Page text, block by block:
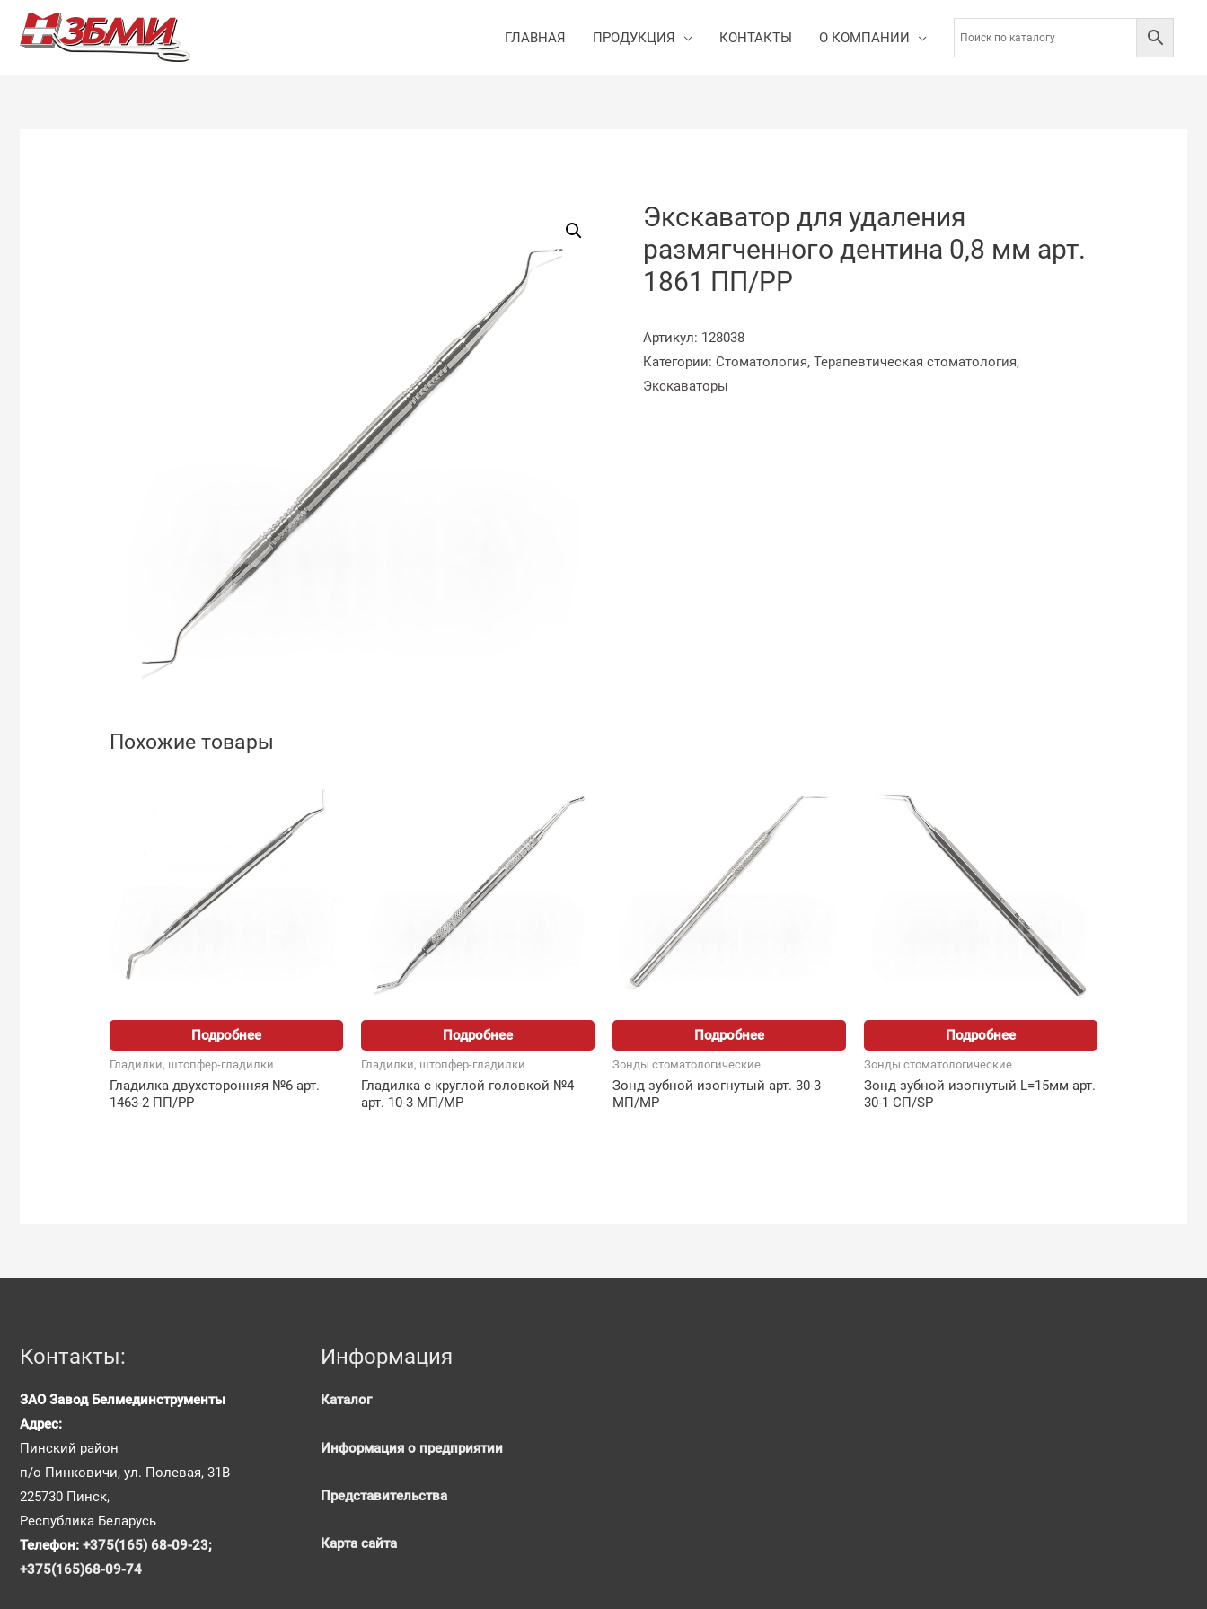
ГЛАВНАЯ ПРОДУКЦИЯ КОНТАКТЫ О КОМПАНИИ
Экскаватор для удаления
размягченного дентина 0,8 мм арт.
1861 ПП/PP
Артикул: 128038
Категории: Стоматология, Терапевтическая стоматология,
Экскаваторы
Похожие товары
Подробнее
Гладилки, штопфер-гладилки
Гладилка двухсторонняя №6 арт.
1463-2 ПП/PP
Подробнее
Гладилки, штопфер-гладилки
Гладилка с круглой головкой №4
арт. 10-3 МП/MP
Подробнее
Зонды стоматологические
Зонд зубной изогнутый арт. 30-3
МП/MP
Подробнее
Зонды стоматологические
Зонд зубной изогнутый L=15мм арт.
30-1 СП/SP
Контакты:
ЗАО Завод Белмединструменты
Адрес:
Пинский район
п/о Пинковичи, ул. Полевая, 31В
225730 Пинск,
Республика Беларусь
Телефон: +375(165) 68-09-23;
+375(165)68-09-74
Информация
Каталог
Информация о предприятии
Представительства
Карта сайта